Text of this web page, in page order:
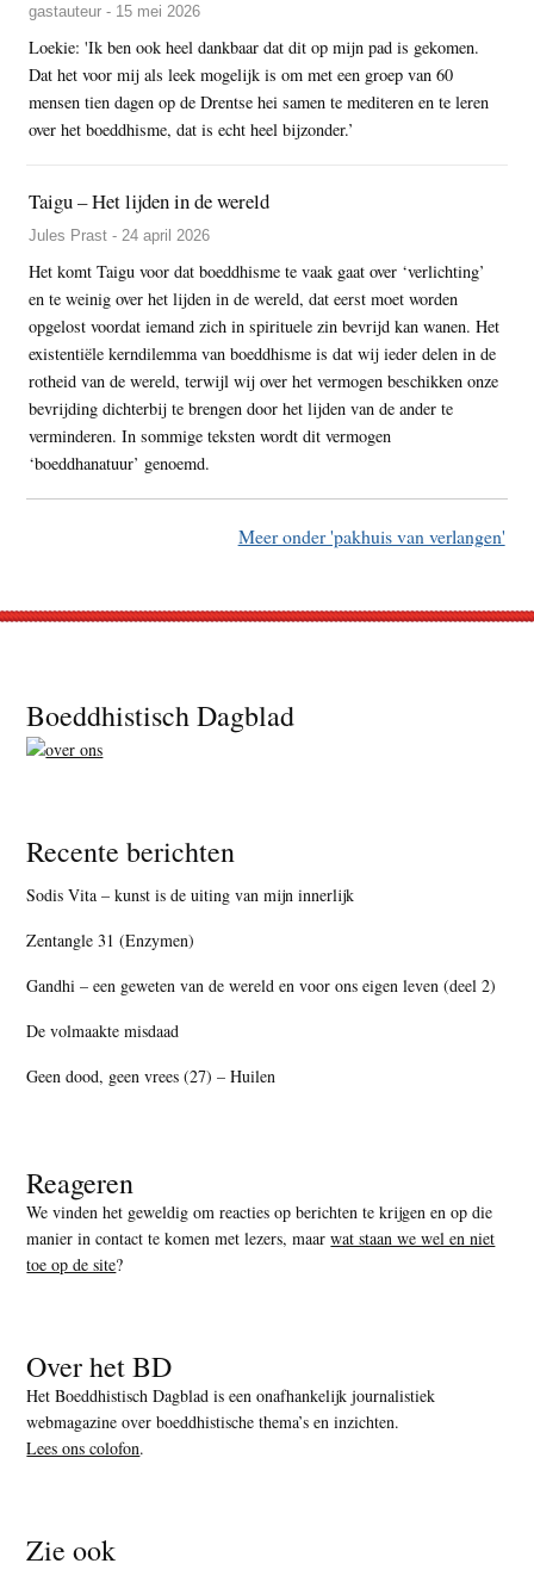
gastauteur - 15 mei 2026
Loekie: 'Ik ben ook heel dankbaar dat dit op mijn pad is gekomen.
Dat het voor mij als leek mogelijk is om met een groep van 60
mensen tien dagen op de Drentse hei samen te mediteren en te leren
over het boeddhisme, dat is echt heel bijzonder.’
Taigu – Het lijden in de wereld
Jules Prast - 24 april 2026
Het komt Taigu voor dat boeddhisme te vaak gaat over ‘verlichting’
en te weinig over het lijden in de wereld, dat eerst moet worden
opgelost voordat iemand zich in spirituele zin bevrijd kan wanen. Het
existentiële kerndilemma van boeddhisme is dat wij ieder delen in de
rotheid van de wereld, terwijl wij over het vermogen beschikken onze
bevrijding dichterbij te brengen door het lijden van de ander te
verminderen. In sommige teksten wordt dit vermogen
‘boeddhanatuur’ genoemd.
Meer onder 'pakhuis van verlangen'
Footer
Boeddhistisch Dagblad
Recente berichten
Sodis Vita – kunst is de uiting van mijn innerlijk
Zentangle 31 (Enzymen)
Gandhi – een geweten van de wereld en voor ons eigen leven (deel 2)
De volmaakte misdaad
Geen dood, geen vrees (27) – Huilen
Reageren
We vinden het geweldig om reacties op berichten te krijgen en op die
manier in contact te komen met lezers, maarwat staan we wel en niet
toe op de site?
Over het BD
Het Boeddhistisch Dagblad is een onafhankelijk journalistiek
webmagazine over boeddhistische thema’s en inzichten.
Lees ons colofon.
Zie ook